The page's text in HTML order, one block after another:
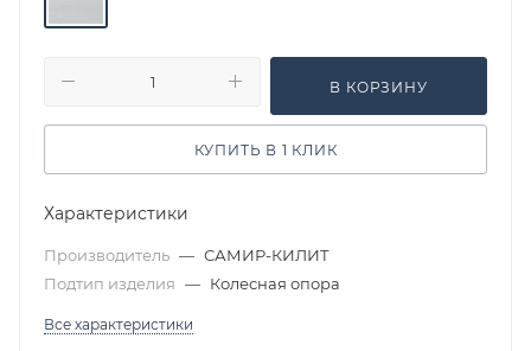
В КОРЗИНУ
КУПИТЬ В 1 КЛИК
Характеристики
Производитель — САМИР-КИЛИТ
Подтип изделия — Колесная опора
Все характеристики